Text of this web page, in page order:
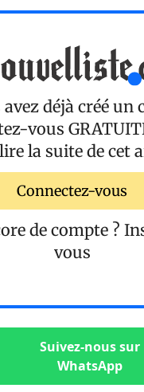
avez déjà créé un
vous
la suite de cet
Connectez-vous
de compte ?
vous
Suivez-nous sur
WhatsApp